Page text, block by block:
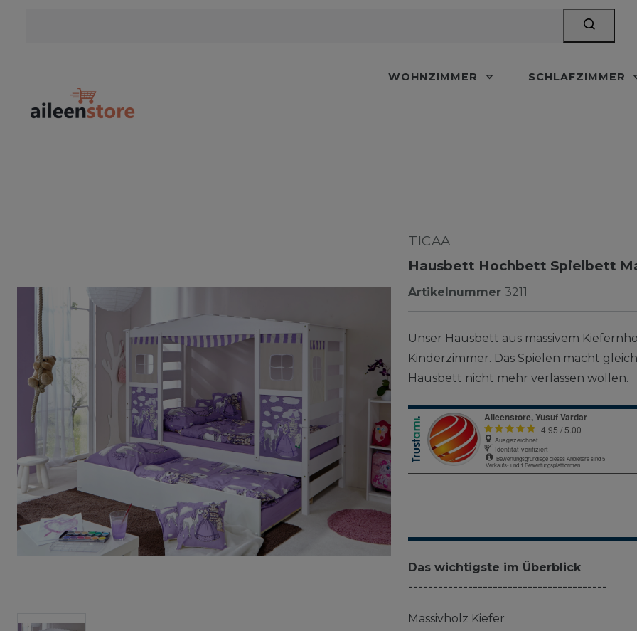
WOHNZIMMER SCHLAFZIMMER
TICAA
Hausbett Hochbett Spielbett
Artikelnummer 3211
Unser Hausbett aus massivem
Kinderzimmer. Das Spielen macht
Hausbett nicht mehr verlassen wollen.
Das wichtigste im Überblick
----------------------------------------
Massivholz Kiefer